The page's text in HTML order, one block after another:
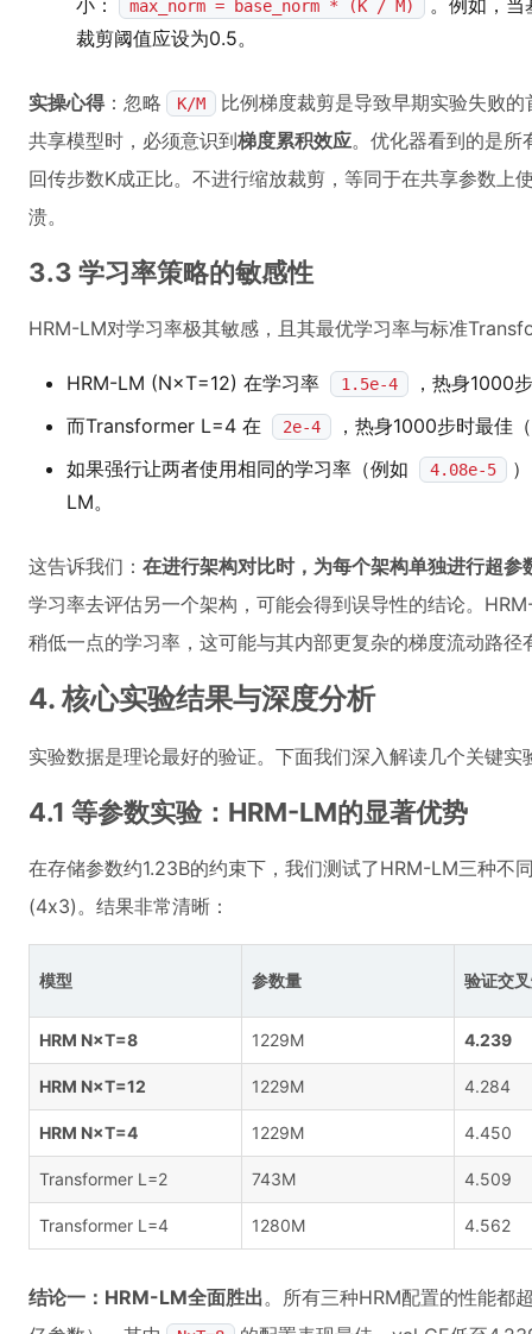
小： max_norm = base_norm * (K / M)
。例如，
裁剪阈值应设为0.5。
实操心得：忽略 K/M
比例梯度裁剪是导致早期实验失败
共享模型时，必须意识到梯度累积效应。优化器看到的是所
回传步数K成正比。不进行缩放裁剪，等同于在共享参数上
溃。
3.3 学习率策略的敏感性
HRM-LM对学习率极其敏感，且其最优学习率与标准
HRM-LM (N×T=12) 在学习率 1.5e-4
，热身1000
而Transformer L=4 在
2e-4
，热身1000步时最佳
如果强行让两者使用相同的学习率（例如
4.08e-5
LM。
这告诉我们： 在进行架构对比时，为每个架构单独进行超参
学习率去评估另一个架构，可能会得到误导性的结论。
稍低一点的学习率，这可能与其内部更复杂的梯度流动路径
4. 核心实验结果与深度分析
实验数据是理论最好的验证。下面我们深入解读几个关键
4.1 等参数实验：HRM-LM的显著优势
在存储参数约1.23B的约束下，我们测试了HRM-LM三种不
(4x3)。结果非常清晰：
模型 参数量 验证交
HRM N×T=8 1229M 4.239
HRM N×T=12 1229M 4.284
HRM N×T=4 1229M 4.450
Transformer L=2 743M 4.509
Transformer L=4 1280M 4.562
结论一：HRM-LM全面胜出。所有三种HRM配置的性能都